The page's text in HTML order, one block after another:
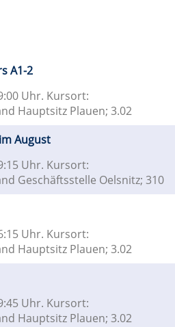
A1-2
Uhr. Kursort:
Hauptsitz Plauen; 3.02
August
Uhr. Kursort:
Geschäftsstelle Oelsnitz; 310
Uhr. Kursort:
Hauptsitz Plauen; 3.02
Uhr. Kursort:
Hauptsitz Plauen; 3.02